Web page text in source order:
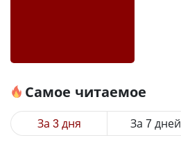
Самое читаемое
За 3 дня За 7 дней